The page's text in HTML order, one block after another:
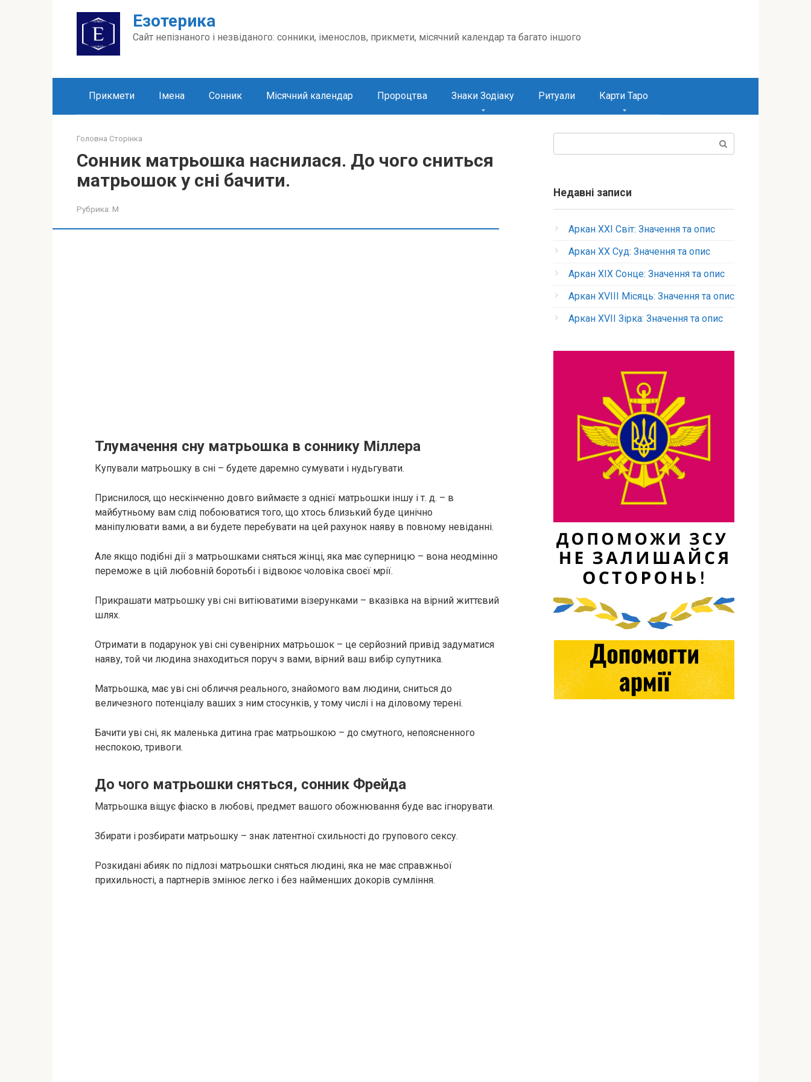
Езотерика
Сайт непізнаного і незвіданого: сонники, іменослов, прикмети, місячний календар та багато іншого
Прикмети Імена Сонник Місячний календар Пророцтва Знаки Зодіаку Ритуали Карти Таро
Головна Сторінка
Сонник матрьошка наснилася. До чого сниться
матрьошок у сні бачити.
Рубрика: М
Тлумачення сну матрьошка в соннику Міллера
Купували матрьошку в сні – будете даремно сумувати і нудьгувати.
Приснилося, що нескінченно довго виймаєте з однієї матрьошки іншу і т. д. – в
майбутньому вам слід побоюватися того, що хтось близький буде цинічно
маніпулювати вами, а ви будете перебувати на цей рахунок наяву в повному невіданні.
Але якщо подібні дії з матрьошками сняться жінці, яка має суперницю – вона неодмінно
переможе в цій любовній боротьбі і відвоює чоловіка своєї мрії.
Прикрашати матрьошку уві сні витіюватими візерунками – вказівка на вірний життєвий
шлях.
Отримати в подарунок уві сні сувенірних матрьошок – це серйозний привід задуматися
наяву, той чи людина знаходиться поруч з вами, вірний ваш вибір супутника.
Матрьошка, має уві сні обличчя реального, знайомого вам людини, сниться до
величезного потенціалу ваших з ним стосунків, у тому числі і на діловому терені.
Бачити уві сні, як маленька дитина грає матрьошкою – до смутного, непоясненного
неспокою, тривоги.
До чого матрьошки сняться, сонник Фрейда
Матрьошка віщує фіаско в любові, предмет вашого обожнювання буде вас ігнорувати.
Збирати і розбирати матрьошку – знак латентної схильності до групового сексу.
Розкидані абияк по підлозі матрьошки сняться людині, яка не має справжньої
прихильності, а партнерів змінює легко і без найменших докорів сумління.
Недавні записи
Аркан XXI Світ: Значення та опис
Аркан XX Суд: Значення та опис
Аркан XIX Сонце: Значення та опис
Аркан XVIII Місяць: Значення та опис
Аркан XVII Зірка: Значення та опис